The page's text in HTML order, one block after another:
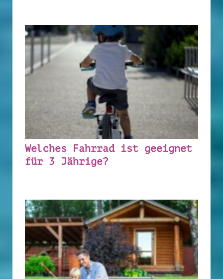
Welches Fahrrad ist geeignet
für 3 Jährige?